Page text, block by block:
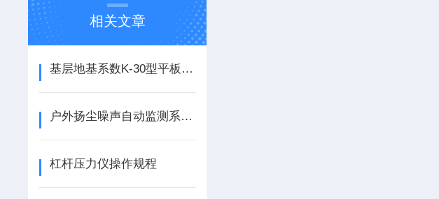
相关文章
基层地基系数K-30型平板载荷测试仪
户外扬尘噪声自动监测系统、扬尘监测系统
杠杆压力仪操作规程